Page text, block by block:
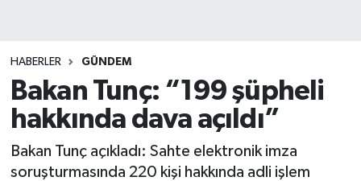
HABERLER GÜNDEM
Bakan Tunç: “199 şüpheli
hakkında dava açıldı”
Bakan Tunç açıkladı: Sahte elektronik imza
soruşturmasında 220 kişi hakkında adli işlem
Süper Lig Puan Durumu ve Fikstür
Tüm Manşetler
Son Dakika Haberleri